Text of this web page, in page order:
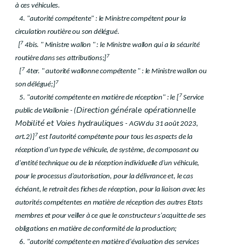
à ces véhicules.
4. "autorité compétente" : le Ministre compétent pour la
circulation routière ou son délégué.
[7 4bis. " Ministre wallon " : le Ministre wallon qui a la sécurité
routière dans ses attributions;]7
[ 7 4ter. " autorité wallonne compétente " : le Ministre wallon ou
son délégué;]7
5. "autorité compétente en matière de réception" : le [7 Service
public de Wallonie - (Direction générale opérationnelle
Mobilité et Voies hydrauliques- AGW du 31 août 2023,
art.2)]7 est l'autorité compétente pour tous les aspects de la
réception d'un type de véhicule, de système, de composant ou
d'entité technique ou de la réception individuelle d'un véhicule,
pour le processus d'autorisation, pour la délivrance et, le cas
échéant, le retrait des fiches de réception, pour la liaison avec les
autorités compétentes en matière de réception des autres Etats
membres et pour veiller à ce que le constructeur s'acquitte de ses
obligations en matière de conformité de la production;
6. "autorité compétente en matière d'évaluation des services